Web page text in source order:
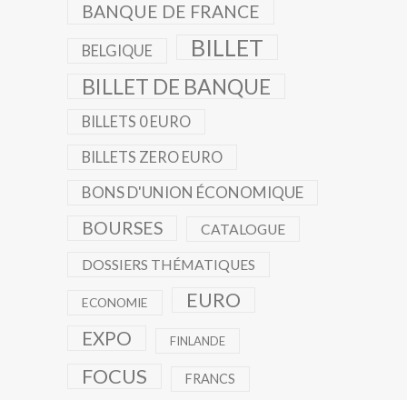
BANQUE DE FRANCE
BELGIQUE BILLET
BILLET DE BANQUE
BILLETS 0 EURO
BILLETS ZERO EURO
BONS D'UNION ÉCONOMIQUE
BOURSES CATALOGUE
DOSSIERS THÉMATIQUES
ECONOMIE EURO
EXPO FINLANDE
FOCUS FRANCS